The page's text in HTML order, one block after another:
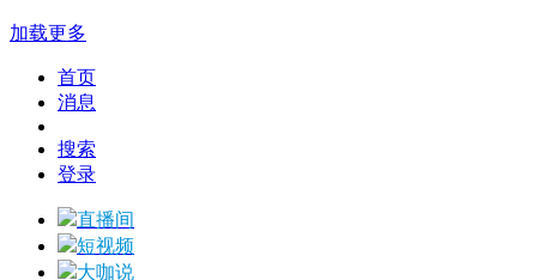
加载更多
首页
消息
搜索
登录
直播间
短视频
大咖说